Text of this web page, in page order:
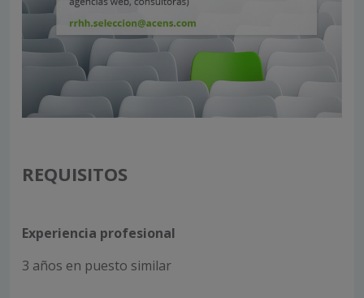
REQUISITOS
Experiencia profesional
3 años en puesto similar